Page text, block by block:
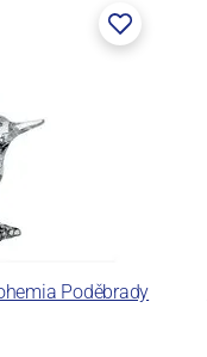
Poděbrady